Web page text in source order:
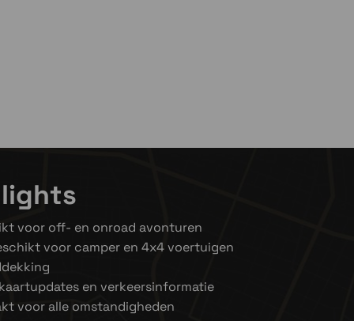
voor off- en onroad avonturen
voor camper en 4x4 voertuigen
en verkeersinformatie
voor alle omstandigheden